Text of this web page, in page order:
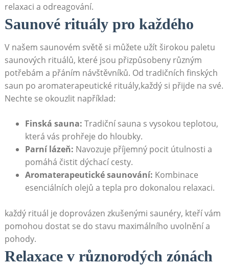
relaxaci a odreagování.
Saunové⁣ rituály pro⁤ každého
V našem saunovém​ světě si⁤ můžete užít širokou paletu
saunových rituálů, které jsou⁣ přizpůsobeny různým
potřebám a přáním návštěvníků.⁤ Od tradičních finských
saun po‍ aromaterapeutické rituály,každý‍ si⁤ přijde na⁢ své.
Nechte se ⁣okouzlit například:
Finská sauna: Tradiční ‍sauna s vysokou teplotou,
která ‍vás ​prohřeje ⁣do hloubky.
Parní ‌lázeň: Navozuje příjemný pocit útulnosti a ​
pomáhá‌ čistit dýchací ⁤cesty.
Aromaterapeutické saunování: Kombinace
esenciálních olejů a tepla pro dokonalou relaxaci.
každý ⁢rituál je⁤ doprovázen zkušenými saunéry, kteří vám
pomohou dostat se do ⁤stavu⁤ maximálního uvolnění‌ a
pohody.
Relaxace v různorodých⁢ zónách